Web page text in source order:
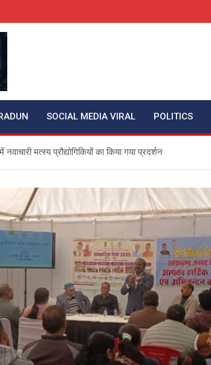
SOCIAL MEDIA VIRAL POLITICS
मत्स्य प्रौद्योगिकियों का किया गया प्रदर्शन